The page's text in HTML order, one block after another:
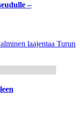
–
laajentaa Turun